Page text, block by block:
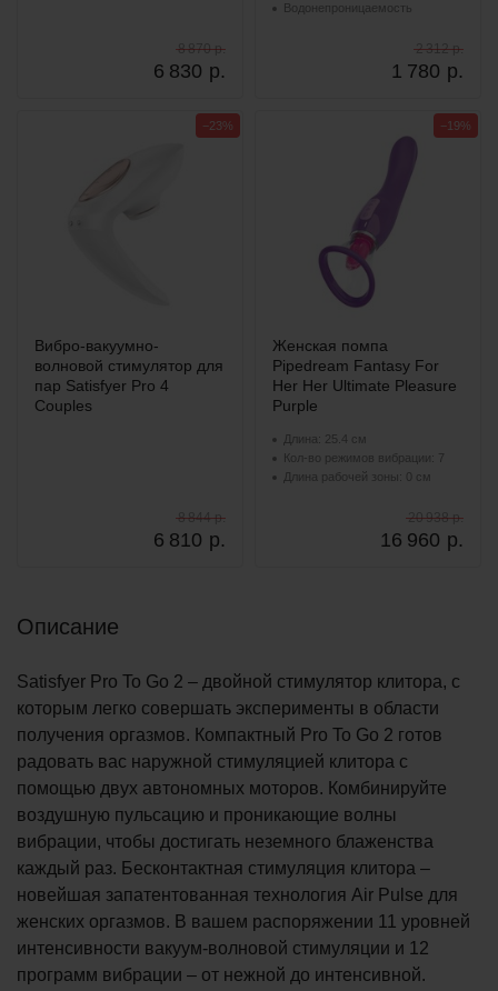
6 830 р.
8 870 р.
Водонепроницаемость
1 780 р.
2 312 р.
Вибро-вакуумно-
волновой стимулятор для
пар Satisfyer Pro 4
Couples
6 810 р.
8 844 р.
−23%
Женская помпа
Pipedream Fantasy For
Her Her Ultimate Pleasure
Purple
Длина: 25.4 см
Кол-во режимов вибрации: 7
Длина рабочей зоны: 0 см
16 960 р.
20 938 р.
−19%
Описание
Satisfyer Pro To Go 2 – двойной стимулятор клитора, с
которым легко совершать эксперименты в области
получения оргазмов. Компактный Pro To Go 2 готов
радовать вас наружной стимуляцией клитора с
помощью двух автономных моторов. Комбинируйте
воздушную пульсацию и проникающие волны
вибрации, чтобы достигать неземного блаженства
каждый раз. Бесконтактная стимуляция клитора –
новейшая запатентованная технология Air Pulse для
женских оргазмов. В вашем распоряжении 11 уровней
интенсивности вакуум-волновой стимуляции и 12
программ вибрации – от нежной до интенсивной.